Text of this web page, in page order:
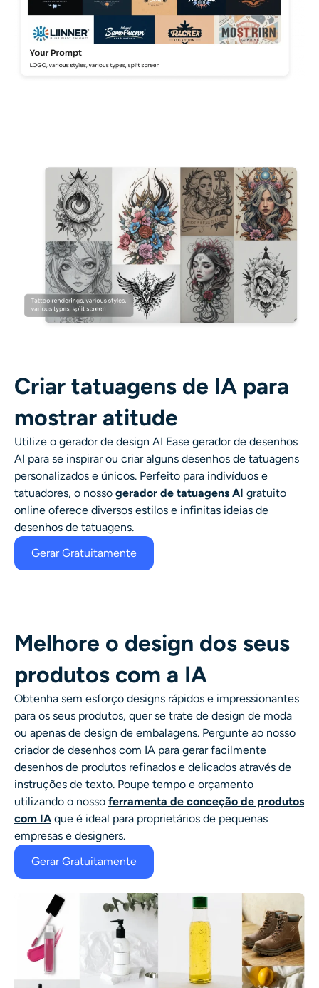
Criar tatuagens de IA para
mostrar atitude
Utilize o gerador de design AI Ease gerador de desenhos
AI para se inspirar ou criar alguns desenhos de tatuagens
personalizados e únicos. Perfeito para indivíduos e
tatuadores, o nosso gerador de tatuagens AI gratuito
online oferece diversos estilos e infinitas ideias de
desenhos de tatuagens.
Gerar Gratuitamente
Melhore o design dos seus
produtos com a IA
Obtenha sem esforço designs rápidos e impressionantes
para os seus produtos, quer se trate de design de moda
ou apenas de design de embalagens. Pergunte ao nosso
criador de desenhos com IA para gerar facilmente
desenhos de produtos refinados e delicados através de
instruções de texto. Poupe tempo e orçamento
utilizando o nosso ferramenta de conceção de produtos
com IAque é ideal para proprietários de pequenas
empresas e designers.
Gerar Gratuitamente